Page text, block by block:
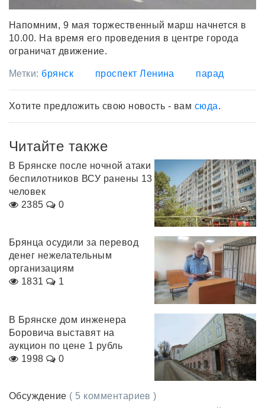
Напомним, 9 мая торжественный марш начнется в
10.00. На время его проведения в центре города
ограничат движение.
Метки: брянск проспект Ленина парад
Хотите предложить свою новость - вам сюда.
Читайте также
В Брянске после ночной атаки
беспилотников ВСУ ранены 13
человек
2385
0
Брянца осудили за перевод
денег нежелательным
организациям
1831
1
В Брянске дом инженера
Боровича выставят на
аукцион по цене 1 рубль
1998
0
Обсуждение ( 5 комментариев )